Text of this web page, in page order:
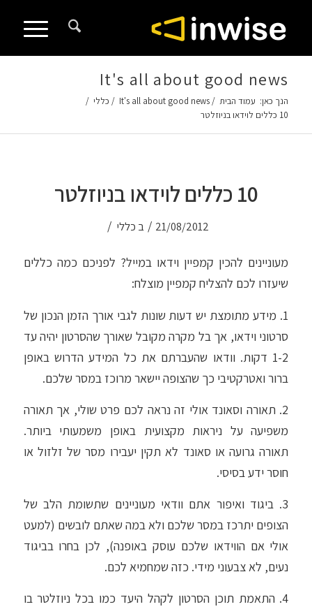
It's all about good news
הנך כאן: עמוד הבית /
It's all about good news
/ כללי /
10 כללים לוידאו בניוזלטר
10 כללים לוידאו בניוזלטר
21/08/2012
/ ב כללי /
מעוניינים להכין קמפיין וידאו במייל? לפניכם כמה כללים
שיעזרו לכם להצליח קמפיין מוצלח:
1. מידע מתומצת יש דעות שונות לגבי אורך הזמן הנכון של
סרטוני וידאו, אך בל מקרה מקובל שאורך שהסרטון יהיה עד
1-2 דקות. וודאו שהעברתם את כל המידע הדרוש באופן
ברור ואטרקטיבי כך שהצופה יישאר מרוכז במסר שלכם.
2. תאורה וסאונד אולי זה נראה לכם פרט שולי, אך תאורה
משפיעה על ניראות מקצועית באופן משמעותי ביותר.
תאורה גרועה או סאונד לא תקין יעבירו מסר של זלזול או
חוסר ידע בסיסי.
3. ביגוד ואיפור אתם וודאי מעוניינים שתשומת הלב של
הצופים יתרכז במסר שלכם ולא במה שאתם לובשים (למעט
אולי אם הווידאו שלכם עוסק באופנה), לכן בחרו בביגוד
נעים, לא צבעוני מידי. כזה שמחמיא לכם.
4. התאמת תוכן הסרטון לקהל היעד כמו בכל ניוזלטר בו